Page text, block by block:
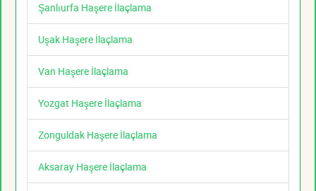
Şanlıurfa Haşere İlaçlama
Uşak Haşere İlaçlama
Van Haşere İlaçlama
Yozgat Haşere İlaçlama
Zonguldak Haşere İlaçlama
Aksaray Haşere İlaçlama